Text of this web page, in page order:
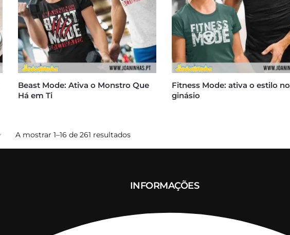
Beast Mode: Ativa o Monstro Que
Há em Ti
Fitness Mode: ativa o estilo no
ginásio
A mostrar 1–16 de 261 resultadosOrdenado
INFORMAÇÕES